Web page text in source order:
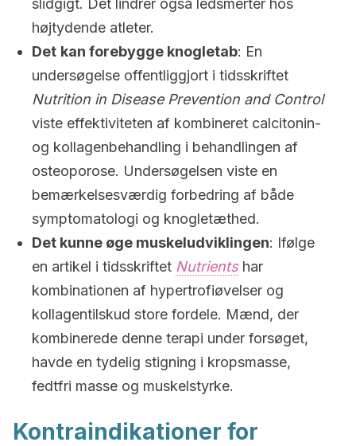
slidgigt. Det lindrer også ledsmerter hos
højtydende atleter.
Det kan forebygge knogletab: En
undersøgelse offentliggjort i tidsskriftet
Nutrition in Disease Prevention and Control
viste effektiviteten af kombineret calcitonin-
og kollagenbehandling i behandlingen af
osteoporose. Undersøgelsen viste en
bemærkelsesværdig forbedring af både
symptomatologi og knogletæthed.
Det kunne øge muskeludviklingen: Ifølge
en artikel i tidsskriftet Nutrients har
kombinationen af hypertrofiøvelser og
kollagentilskud store fordele. Mænd, der
kombinerede denne terapi under forsøget,
havde en tydelig stigning i kropsmasse,
fedtfri masse og muskelstyrke.
Kontraindikationer for